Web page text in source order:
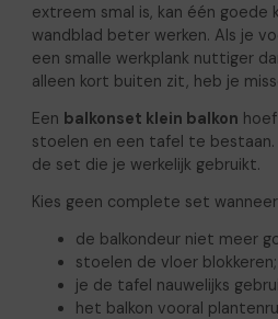
extreem smal is, kan één goede
wandblad beter werken. Als je
een smalle werkplank nuttiger
alleen kort buiten zit, heb je
Een balkonset klein balkon
stoelen en een tafel te
de set die je werkelijk gebruikt.
Kies geen complete set
de balkondeur niet meer
stoelen de vloer blokkeren;
je de tafel nauwelijks
het balkon vooral